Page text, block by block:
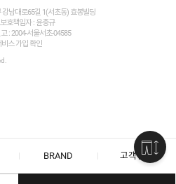
강남대로65길 1(서초동) 효봉빌딩
호책임자 : 윤종규
: 2004-서울서초-04585
스 가입 확인
BRAND 고객센터